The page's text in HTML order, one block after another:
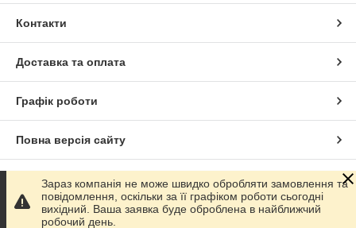
Контакти
Доставка та оплата
Графік роботи
Повна версія сайту
Сайт створено на маркетплейсіProm.ua
Політика конфіденційності
Зараз компанія не може швидко обробляти замовлення та
повідомлення, оскільки за її графіком роботи сьогодні
вихідний. Ваша заявка буде оброблена в найближчий
робочий день.